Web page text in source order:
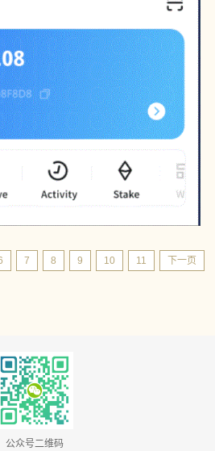
7 8 9 10 11 下一页
公众号二维码